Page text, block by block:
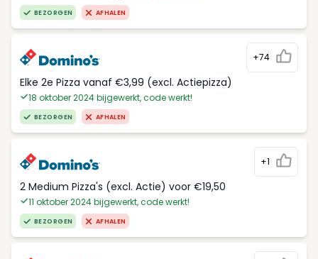
BEZORGEN AFHALEN
+74
Elke 2e Pizza vanaf €3,99 (excl. Actiepizza)
18 oktober 2024 bijgewerkt, code werkt!
BEZORGEN AFHALEN
+1
2 Medium Pizza's (excl. Actie) voor €19,50
11 oktober 2024 bijgewerkt, code werkt!
BEZORGEN AFHALEN